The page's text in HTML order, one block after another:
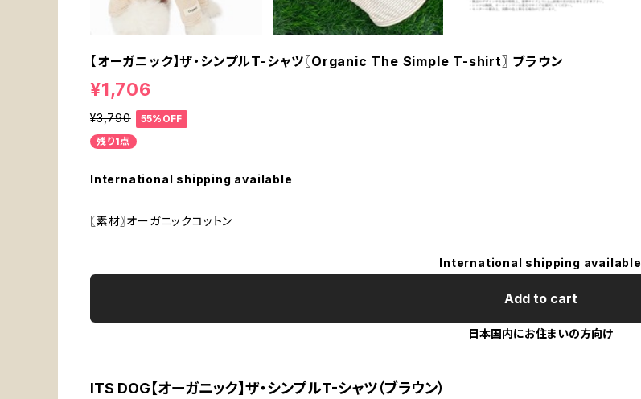
【オーガニック】ザ・シンプルT-シャツ〖Organic The Simple T-shirt〗 ブラウン
¥1,706
¥3,790
55%OFF
残り1点
International shipping available
〖素材〗オーガニックコットン
International shipping available
Add to cart
日本国内にお住まいの方向け
ITS DOG【オーガニック】ザ・シンプルT-シャツ（ブラウン）